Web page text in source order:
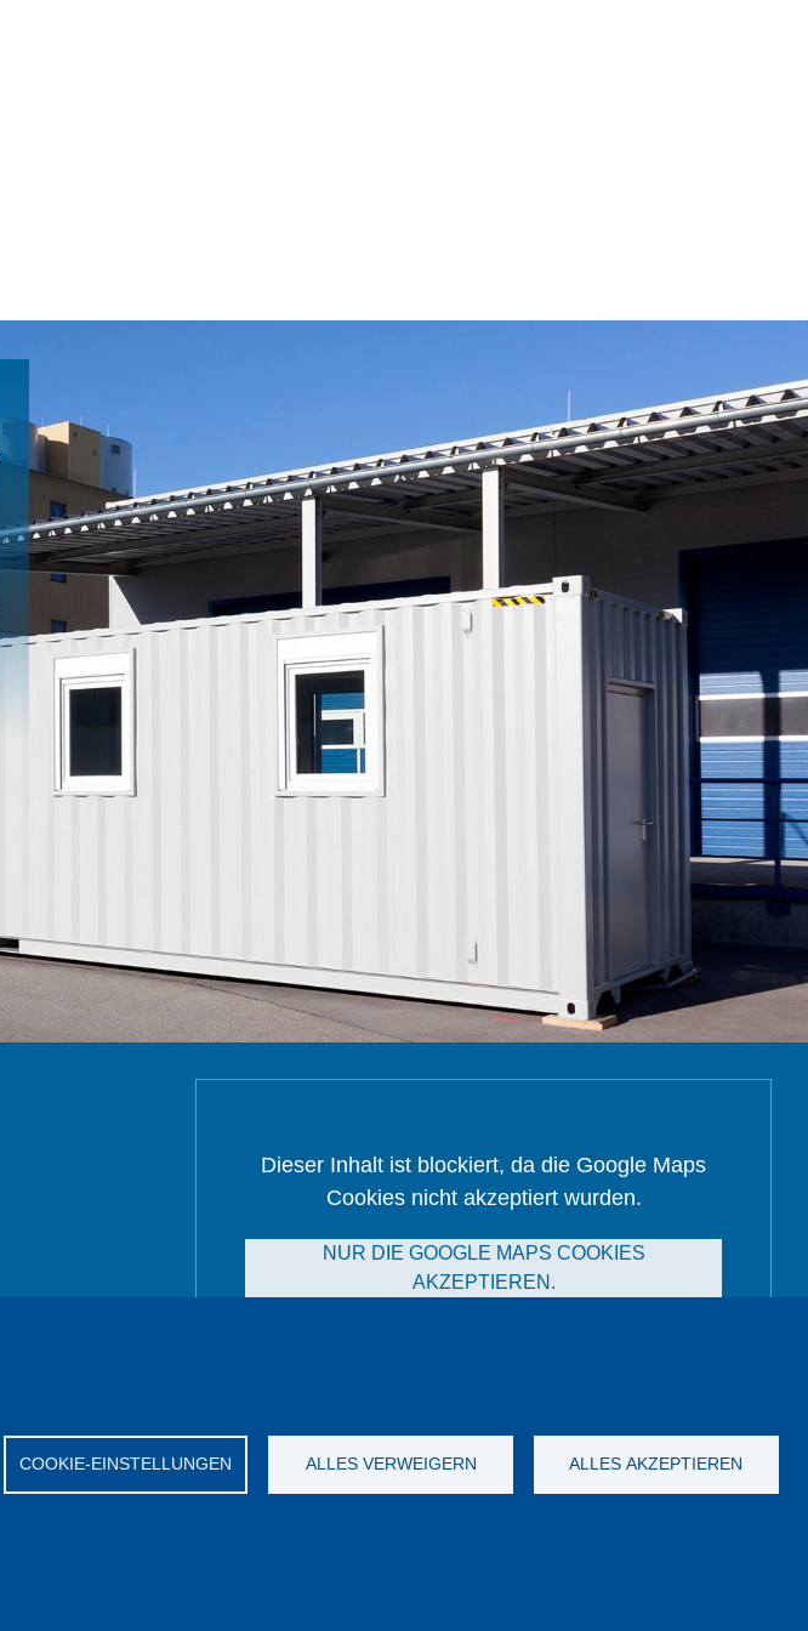
COOKIE-EINSTELLUNGEN ALLES VERWEIGERN ALLES AKZEPTIEREN
Dieser Inhalt ist blockiert, da die Google Maps
Cookies nicht akzeptiert wurden.
NUR DIE GOOGLE MAPS COOKIES
AKZEPTIEREN.